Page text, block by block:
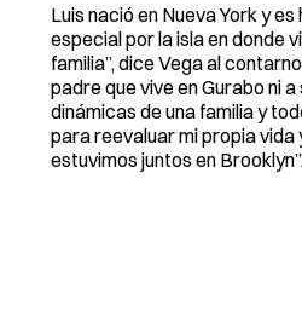
Luis nació en Nueva York y
especial por la isla en donde
familia”, dice Vega al
padre que vive en Gurabo ni
dinámicas de una familia y
para reevaluar mi propia vida
estuvimos juntos en Brooklyn”.